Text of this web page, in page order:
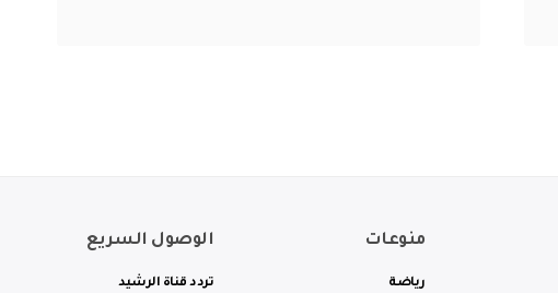
منوعات
رياضة
الوصول السريع
تردد قناة الرشيد